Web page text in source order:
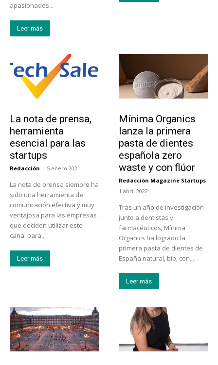
apasionados...
Leer más
La nota de prensa,
herramienta
esencial para las
startups
Redacción - 5 enero 2021
La nota de prensa siempre ha
sido una herramienta de
comunicación efectiva y muy
ventajosa para las empresas
que deciden utilizar este
canal para...
Leer más
Mínima Organics
lanza la primera
pasta de dientes
española zero
waste y con flúor
Redacción Magazine Startups
-
1 abril 2022
Tras un año de investigación
junto a dentistas y
farmacéuticos, Mínima
Organics ha logrado la
primera pasta de dientes de
España natural, bio, con...
Leer más